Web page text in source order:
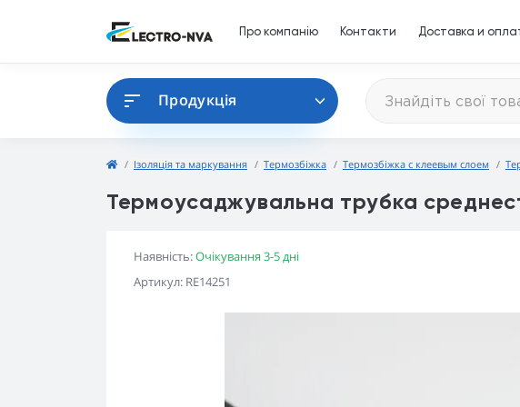
Про компанію Контакти Доставка и
Продукція
Ізоляція та маркування Термозбіжка Термозбіжка с клеевым слоем
Термоусаджувальна трубка
Наявність:Очікування 3-5 дні
Артикул: RE14251